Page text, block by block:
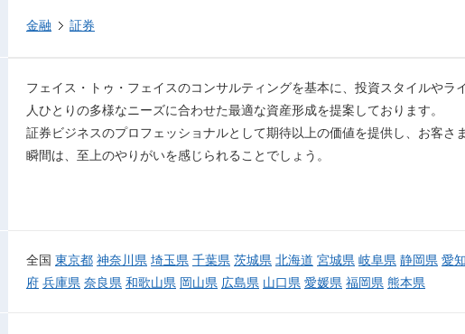
金融 証券
フェイス・トゥ・フェイスのコンサルティングを基本に、投資スタイルやラ
人ひとりの多様なニーズに合わせた最適な資産形成を提案しております。
証券ビジネスのプロフェッショナルとして期待以上の価値を提供し、お客さ
瞬間は、至上のやりがいを感じられることでしょう。
全国 東京都 神奈川県 埼玉県 千葉県 茨城県 北海道 宮城県 岐阜県 静岡県 愛
府 兵庫県 奈良県 和歌山県 岡山県 広島県 山口県 愛媛県 福岡県 熊本県